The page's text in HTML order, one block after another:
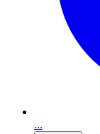
...